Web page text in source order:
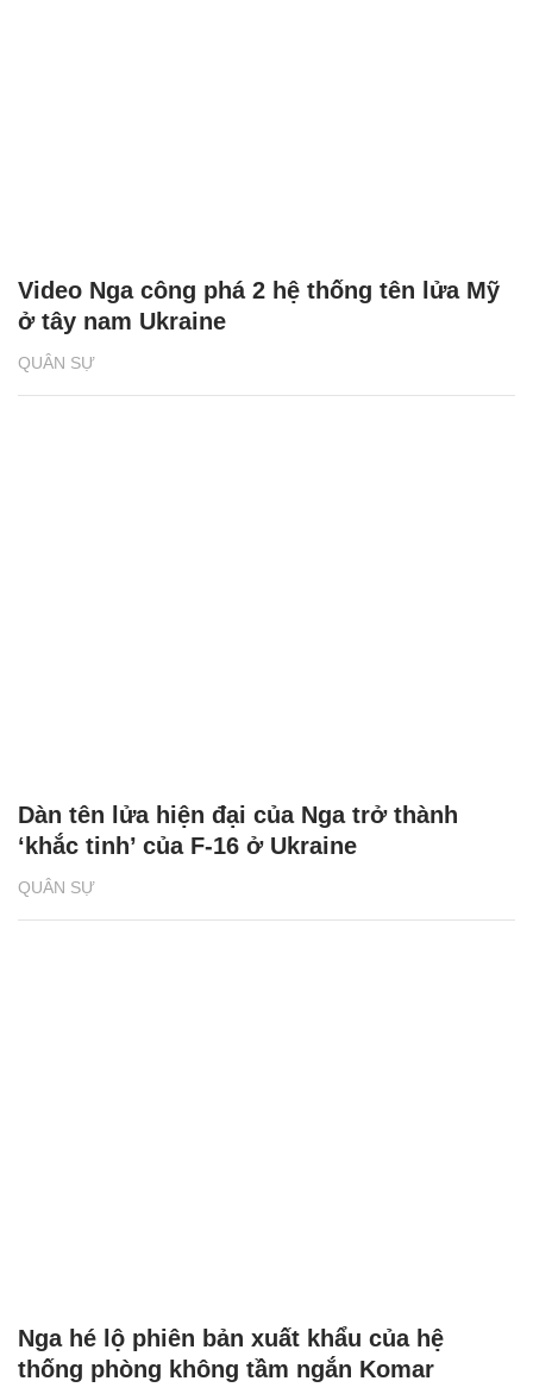
QUÂN SỰ
Video Nga công phá 2 hệ thống tên lửa Mỹ
ở tây nam Ukraine
QUÂN SỰ
Dàn tên lửa hiện đại của Nga trở thành
‘khắc tinh’ của F-16 ở Ukraine
Nga hé lộ phiên bản xuất khẩu của hệ
thống phòng không tầm ngắn Komar